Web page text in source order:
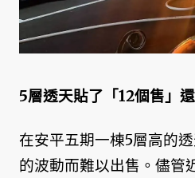
5層透天貼了「12個售」
在安平五期一棟5層高的
的波動而難以出售。儘管